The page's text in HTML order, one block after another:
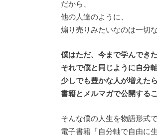
だから、
他の人達のように、
煽り売りみたいなのは一切な
僕はただ、今まで学んでき
それで僕と同じように自分
少しでも豊かな人が増えた
書籍とメルマガで公開する
そんな僕の人生を物語形式
電子書籍「自分軸で自由に